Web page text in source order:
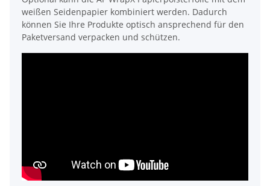
weißen Seidenpapier kombiniert werden. Dadurch
können Sie Ihre Produkte optisch ansprechend für den
Paketversand verpacken und schützen.